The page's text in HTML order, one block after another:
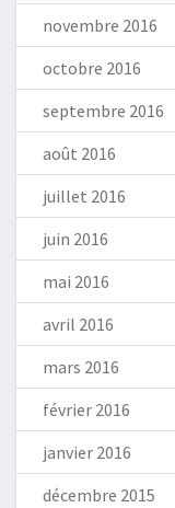
novembre 2016
octobre 2016
septembre 2016
août 2016
juillet 2016
juin 2016
mai 2016
avril 2016
mars 2016
février 2016
janvier 2016
décembre 2015